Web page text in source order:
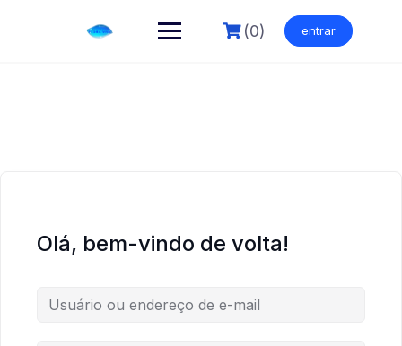
(0) entrar
Olá, bem-vindo de volta!